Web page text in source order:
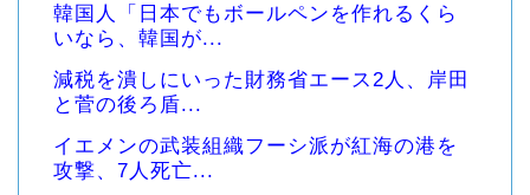
韓国人「日本でもボールペンを作れるくら
いなら、韓国が...
減税を潰しにいった財務省エース2人、岸田
と菅の後ろ盾...
イエメンの武装組織フーシ派が紅海の港を
攻撃、7人死亡...